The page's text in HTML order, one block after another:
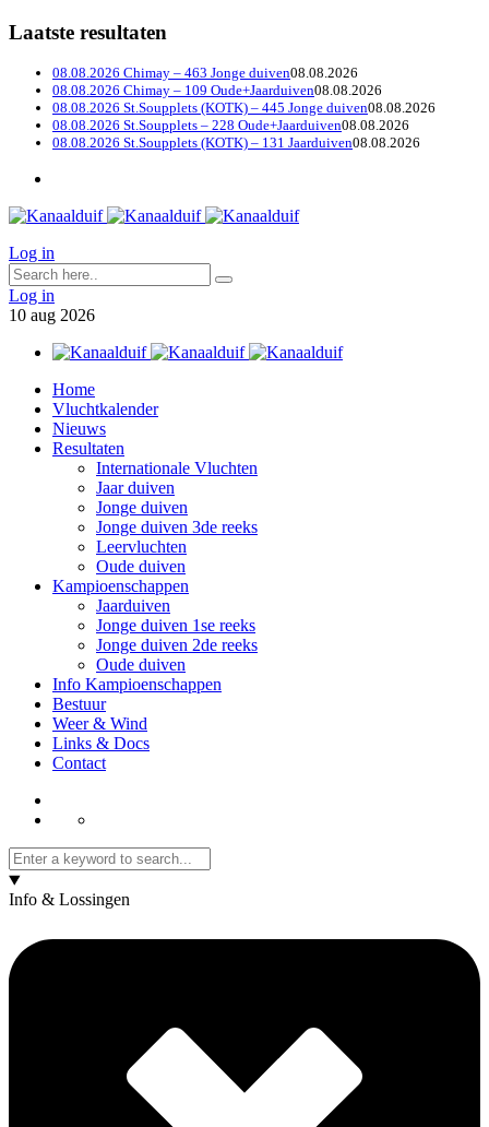
Laatste resultaten
08.08.2026 Chimay – 463 Jonge duiven08.08.2026
08.08.2026 Chimay – 109 Oude+Jaarduiven08.08.2026
08.08.2026 St.Soupplets (KOTK) – 445 Jonge duiven08.08.2026
08.08.2026 St.Soupplets – 228 Oude+Jaarduiven08.08.2026
08.08.2026 St.Soupplets (KOTK) – 131 Jaarduiven08.08.2026
Log in
Log in
10 aug 2026
Home
Vluchtkalender
Nieuws
Resultaten
Internationale Vluchten
Jaar duiven
Jonge duiven
Jonge duiven 3de reeks
Leervluchten
Oude duiven
Kampioenschappen
Jaarduiven
Jonge duiven 1se reeks
Jonge duiven 2de reeks
Oude duiven
Info Kampioenschappen
Bestuur
Weer & Wind
Links & Docs
Contact
Info & Lossingen